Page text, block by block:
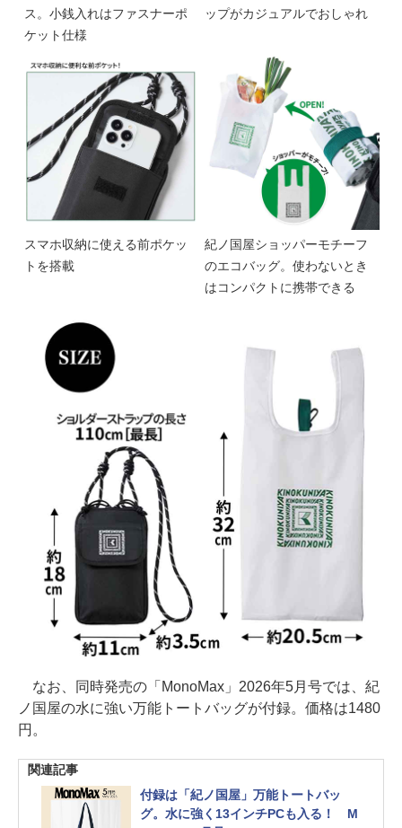
ス。小銭入れはファスナーポ
ケット仕様
ップがカジュアルでおしゃれ
スマホ収納に使える前ポケッ
トを搭載
紀ノ国屋ショッパーモチーフ
のエコバッグ。使わないとき
はコンパクトに携帯できる
なお、同時発売の「MonoMax」2026年5月号では、紀
ノ国屋の水に強い万能トートバッグが付録。価格は1480
円。
関連記事
付録は「紀ノ国屋」万能トートバッ
グ。水に強く13インチPCも入る！ M